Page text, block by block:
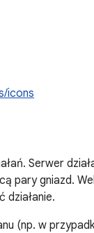
icons
Serwer
pary gniazd.
działanie.
(np. w